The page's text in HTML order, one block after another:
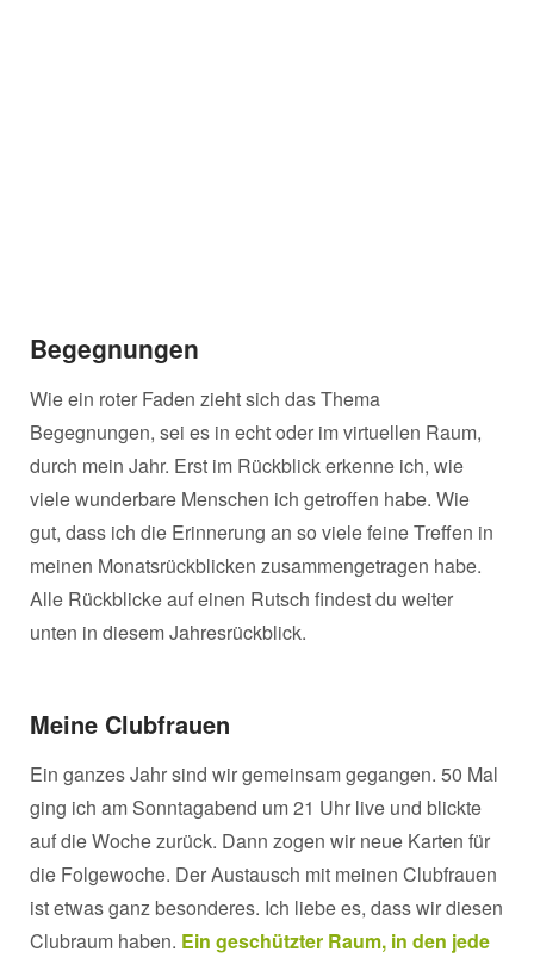
Begegnungen
Wie ein roter Faden zieht sich das Thema
Begegnungen, sei es in echt oder im virtuellen Raum,
durch mein Jahr. Erst im Rückblick erkenne ich, wie
viele wunderbare Menschen ich getroffen habe. Wie
gut, dass ich die Erinnerung an so viele feine Treffen in
meinen Monatsrückblicken zusammengetragen habe.
Alle Rückblicke auf einen Rutsch findest du weiter
unten in diesem Jahresrückblick.
Meine Clubfrauen
Ein ganzes Jahr sind wir gemeinsam gegangen. 50 Mal
ging ich am Sonntagabend um 21 Uhr live und blickte
auf die Woche zurück. Dann zogen wir neue Karten für
die Folgewoche. Der Austausch mit meinen Clubfrauen
ist etwas ganz besonderes. Ich liebe es, dass wir diesen
Clubraum haben. Ein geschützter Raum, in den jede